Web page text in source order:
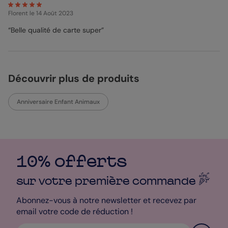
Florent le 14 Août 2023
“Belle qualité de carte super”
Découvrir plus de produits
Anniversaire Enfant Animaux
10% offerts
sur votre première commande
Abonnez-vous à notre newsletter et recevez par
email votre code de réduction !